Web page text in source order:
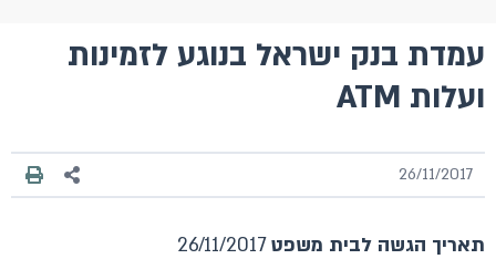
עמדת בנק ישראל בנוגע לזמינות
ועלות ATM
26/11/2017
תאריך הגשה לבית משפט26/11/2017